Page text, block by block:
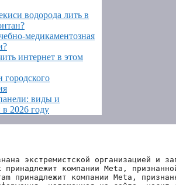
водорода лить в
медикаментозная
интернет в этом
городского
виды и
в 2026 году
экстремистской организацией и
компании Meta,
принадлежит компании Meta,